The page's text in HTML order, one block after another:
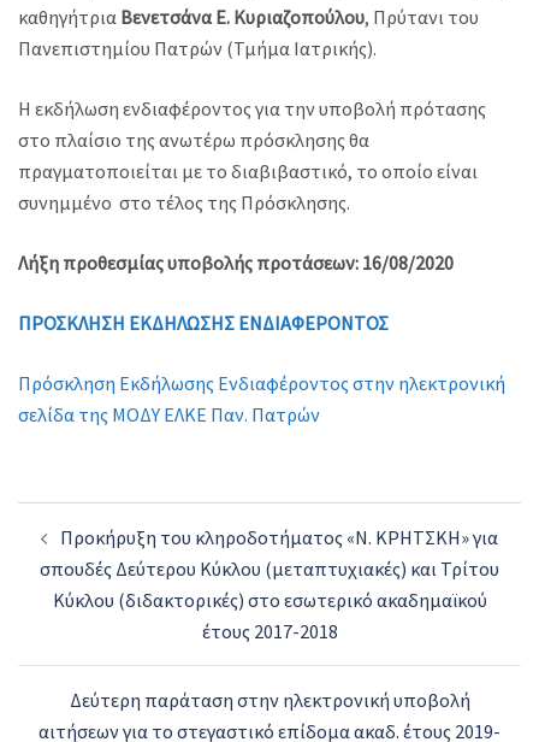
καθηγήτρια Βενετσάνα Ε. Κυριαζοπούλου, Πρύτανι του
Πανεπιστημίου Πατρών (Τμήμα Ιατρικής).
Η εκδήλωση ενδιαφέροντος για την υποβολή πρότασης
στο πλαίσιο της ανωτέρω πρόσκλησης θα
πραγματοποιείται με το διαβιβαστικό, το οποίο είναι
συνημμένο στο τέλος της Πρόσκλησης.
Λήξη προθεσμίας υποβολής προτάσεων: 16/08/2020
ΠΡΟΣΚΛΗΣΗ ΕΚΔΗΛΩΣΗΣ ΕΝΔΙΑΦΕΡΟΝΤΟΣ
Πρόσκληση Εκδήλωσης Ενδιαφέροντος στην ηλεκτρονική
σελίδα της ΜΟΔΥ ΕΛΚΕ Παν. Πατρών
navigation
Προκήρυξη του κληροδοτήματος «Ν. ΚΡΗΤΣΚΗ» για
σπουδές Δεύτερου Κύκλου (μεταπτυχιακές) και Τρίτου
Κύκλου (διδακτορικές) στο εσωτερικό ακαδημαϊκού
έτους 2017-2018
Δεύτερη παράταση στην ηλεκτρονική υποβολή
αιτήσεων για το στεγαστικό επίδομα ακαδ. έτους 2019-